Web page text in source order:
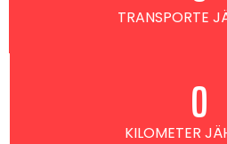
TRANSPORTE
KILOMETER
0